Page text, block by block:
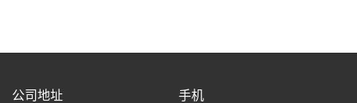
公司地址 手机